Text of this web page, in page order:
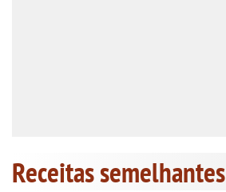
Receitas semelhantes